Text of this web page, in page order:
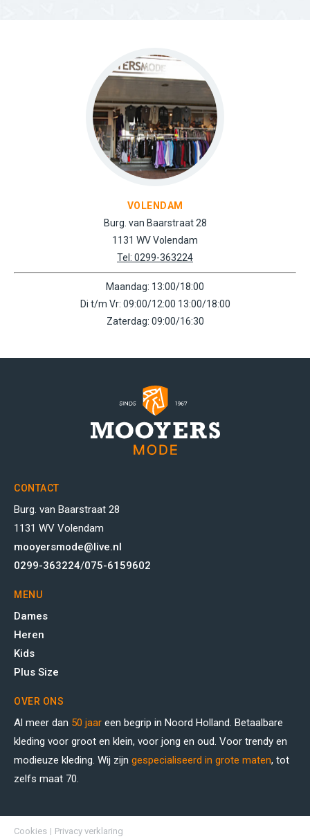
VOLENDAM
Burg. van Baarstraat 28
1131 WV Volendam
Tel: 0299-363224
Maandag: 13:00/18:00
Di t/m Vr: 09:00/12:00 13:00/18:00
Zaterdag: 09:00/16:30
CONTACT
Burg. van Baarstraat 28
1131 WV Volendam
mooyersmode@live.nl
0299-363224/075-6159602
MENU
Dames
Heren
Kids
Plus Size
OVER ONS
Al meer dan 50 jaar een begrip in Noord Holland. Betaalbare
kleding voor groot en klein, voor jong en oud. Voor trendy en
modieuze kleding. Wij zijn gespecialiseerd in grote maten, tot
zelfs maat 70.
Cookies Privacy verklaring